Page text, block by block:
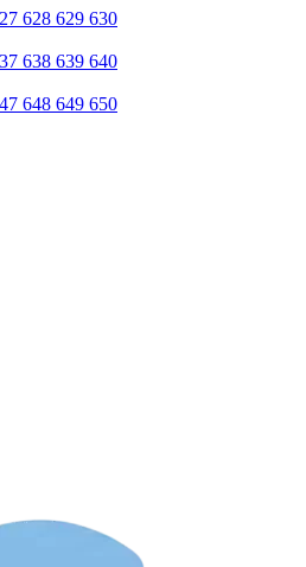
628 629 630
638 639 640
648 649 650